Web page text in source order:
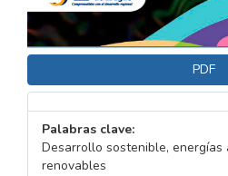
PDF
Palabras clave:
Desarrollo sostenible, energías
renovables